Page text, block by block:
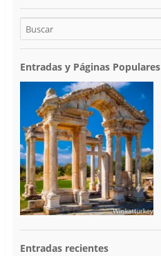
Entradas y Páginas Populares
Entradas recientes